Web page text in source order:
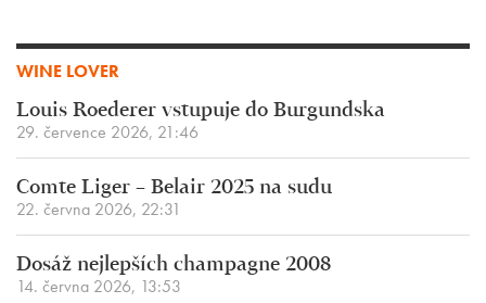
WINE LOVER
Louis Roederer vstupuje do Burgundska
29. července 2026, 21:46
Comte Liger – Belair 2025 na sudu
22. června 2026, 22:31
Dosáž nejlepších champagne 2008
14. června 2026, 13:53